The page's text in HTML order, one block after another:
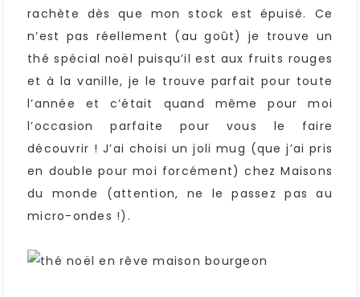
rachète dès que mon stock est épuisé. Ce
n’est pas réellement (au goût) je trouve un
thé spécial noël puisqu’il est aux fruits rouges
et à la vanille, je le trouve parfait pour toute
l’année et c’était quand même pour moi
l’occasion parfaite pour vous le faire
découvrir ! J’ai choisi un joli mug (que j’ai pris
en double pour moi forcément) chez Maisons
du monde (attention, ne le passez pas au
micro-ondes !).